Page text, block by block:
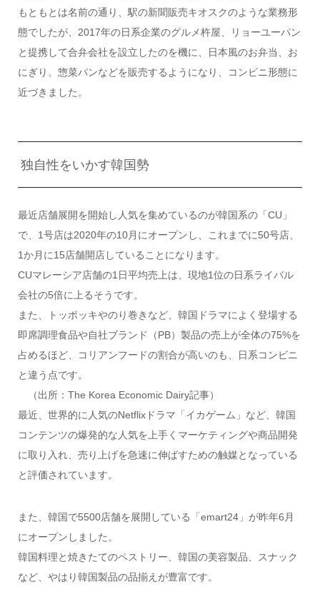
もともとは名前の通り、駅の新聞販売キオスクのような業務形
態でしたが、2017年の日系企業のグルメ杵屋、リョーユーパン
と提携して合弁会社を設立したのを機に、日本風のお弁当、お
にぎり、惣菜パンなどを販売するようになり、コンビニ形態に
近づきました。
独自性をいかす韓国勢
最近店舗展開を開始し人気を集めているのが韓国系の「CU」
で、1号店は2020年の10月にオープンし、これまでに50号店、
1か月に15店舗開店していることになります。
CUマレーシア店舗の1日平均売上は、現地1位の日系ライバル
会社の5倍に上るそうです。
また、トッポッキやのり巻きなど、韓国ドラマによく登場する
即席調理食品や自社ブランド（PB）製品の売上が全体の75%を
占めるほど、コリアンフードの割合が高いのも、日系コンビニ
と違う点です。
（出所：The Korea Economic Dairy記事）
最近、世界的に人気のNetflixドラマ「イカゲーム」など、韓国
コンテンツの爆発的な人気を上手くマーケティングや商品開発
に取り入れ、売り上げを急速に伸ばすための触媒となっている
と評価されています。
また、韓国で5500店舗を展開している「emart24」が昨年6月
にオープンしました。
韓国料理と焼きたてのペストリー、韓国の美容製品、スナック
など、やはり韓国製品の品揃えが豊富です。